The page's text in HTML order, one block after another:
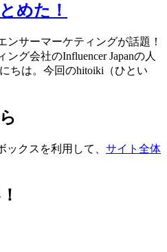
めた！
ンサーマーケティングが話題！
グ会社のInfluencer Japanの人
ちは。今回のhitoiki（ひとい
ックスを利用して、 サイト全体